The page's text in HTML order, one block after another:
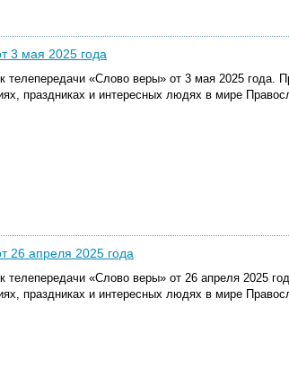
3 мая 2025 года
телепередачи «Слово веры» от 3 мая 2025 года.
праздниках и интересных людях в мире
26 апреля 2025 года
телепередачи «Слово веры» от 26 апреля 2025
праздниках и интересных людях в мире